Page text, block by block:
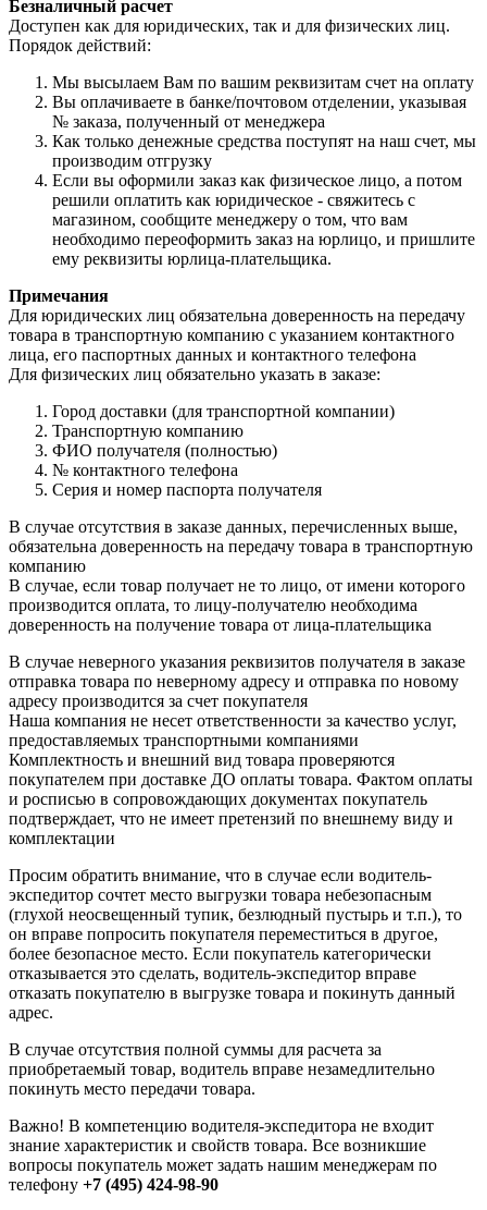
Безналичный расчет
Доступен как для юридических, так и для физических лиц.
Порядок действий:
Мы высылаем Вам по вашим реквизитам счет на оплату
Вы оплачиваете в банке/почтовом отделении, указывая
№ заказа, полученный от менеджера
Как только денежные средства поступят на наш счет, мы
производим отгрузку
Если вы оформили заказ как физическое лицо, а потом
решили оплатить как юридическое - свяжитесь с
магазином, сообщите менеджеру о том, что вам
необходимо переоформить заказ на юрлицо, и пришлите
ему реквизиты юрлица-плательщика.
Примечания
Для юридических лиц обязательна доверенность на передачу
товара в транспортную компанию с указанием контактного
лица, его паспортных данных и контактного телефона
Для физических лиц обязательно указать в заказе:
Город доставки (для транспортной компании)
Транспортную компанию
ФИО получателя (полностью)
№ контактного телефона
Серия и номер паспорта получателя
В случае отсутствия в заказе данных, перечисленных выше,
обязательна доверенность на передачу товара в транспортную
компанию
В случае, если товар получает не то лицо, от имени которого
производится оплата, то лицу-получателю необходима
доверенность на получение товара от лица-плательщика
В случае неверного указания реквизитов получателя в заказе
отправка товара по неверному адресу и отправка по новому
адресу производится за счет покупателя
Наша компания не несет ответственности за качество услуг,
предоставляемых транспортными компаниями
Комплектность и внешний вид товара проверяются
покупателем при доставке ДО оплаты товара. Фактом оплаты
и росписью в сопровождающих документах покупатель
подтверждает, что не имеет претензий по внешнему виду и
комплектации
Просим обратить внимание, что в случае если водитель-
экспедитор сочтет место выгрузки товара небезопасным
(глухой неосвещенный тупик, безлюдный пустырь и т.п.), то
он вправе попросить покупателя переместиться в другое,
более безопасное место. Если покупатель категорически
отказывается это сделать, водитель-экспедитор вправе
отказать покупателю в выгрузке товара и покинуть данный
адрес.
В случае отсутствия полной суммы для расчета за
приобретаемый товар, водитель вправе незамедлительно
покинуть место передачи товара.
Важно! В компетенцию водителя-экспедитора не входит
знание характеристик и свойств товара. Все возникшие
вопросы покупатель может задать нашим менеджерам по
телефону +7 (495) 424-98-90